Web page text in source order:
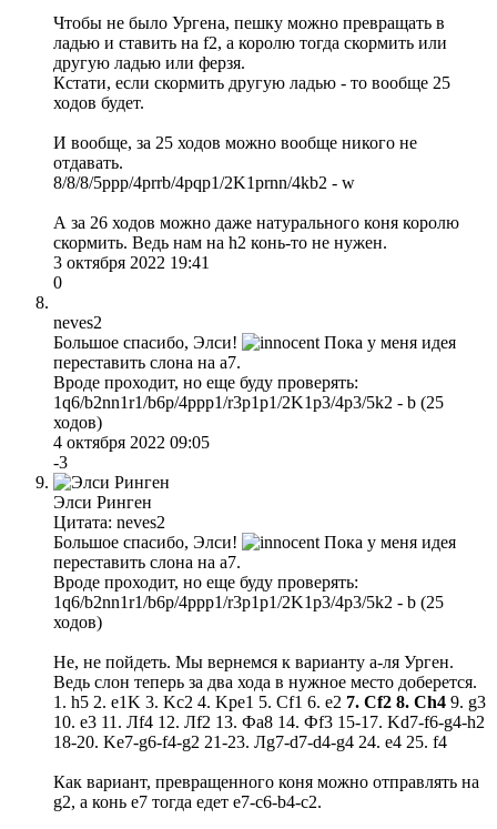
Чтобы не было Ургена, пешку можно превращать в
ладью и ставить на f2, а королю тогда скормить или
другую ладью или ферзя.
Кстати, если скормить другую ладью - то вообще 25
ходов будет.
И вообще, за 25 ходов можно вообще никого не
отдавать.
8/8/8/5ppp/4prrb/4pqp1/2K1prnn/4kb2 - w
А за 26 ходов можно даже натурального коня королю
скормить. Ведь нам на h2 конь-то не нужен.
3 октября 2022 19:41
0
neves2
Большое спасибо, Элси!
Пока у меня идея
переставить слона на a7.
Вроде проходит, но еще буду проверять:
1q6/b2nn1r1/b6p/4ppp1/r3p1p1/2K1p3/4p3/5k2 - b (25
ходов)
4 октября 2022 09:05
-3
Элси Ринген
Цитата: neves2
Большое спасибо, Элси!
Пока у меня идея
переставить слона на a7.
Вроде проходит, но еще буду проверять:
1q6/b2nn1r1/b6p/4ppp1/r3p1p1/2K1p3/4p3/5k2 - b (25
ходов)
Не, не пойдеть. Мы вернемся к варианту а-ля Урген.
Ведь слон теперь за два хода в нужное место доберется.
1. h5 2. e1K 3. Kc2 4. Kpe1 5. Cf1 6. e2 7. Cf2 8. Ch4 9. g3
10. e3 11. Лf4 12. Лf2 13. Фа8 14. Фf3 15-17. Kd7-f6-g4-h2
18-20. Ke7-g6-f4-g2 21-23. Лg7-d7-d4-g4 24. e4 25. f4
Как вариант, превращенного коня можно отправлять на
g2, а конь е7 тогда едет е7-с6-b4-c2.